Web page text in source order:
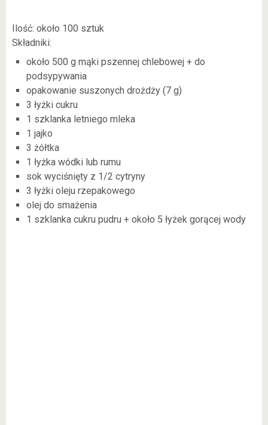
Ilość: około 100 sztuk
Składniki:
około 500 g mąki pszennej chlebowej + do
podsypywania
opakowanie suszonych drożdży (7 g)
3 łyżki cukru
1 szklanka letniego mleka
1 jajko
3 żółtka
1 łyżka wódki lub rumu
sok wyciśnięty z 1/2 cytryny
3 łyżki oleju rzepakowego
olej do smażenia
1 szklanka cukru pudru + około 5 łyżek gorącej wody